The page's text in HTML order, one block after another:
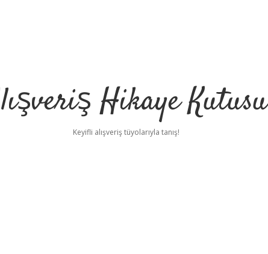
Hikaye Kutusu
Keyifli alışveriş tüyolarıyla tanış!